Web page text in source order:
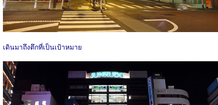
เดินมาถึงตึกที่เป็นเป้าหมาย